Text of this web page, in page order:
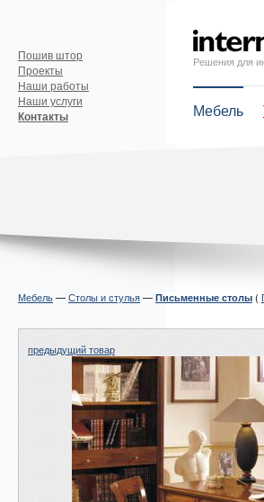
Решения для
Мебель
Пошив штор
Проекты
Наши работы
Наши услуги
Контакты
Мебель—Столы и стулья— Письменные столы (
предыдущий товар